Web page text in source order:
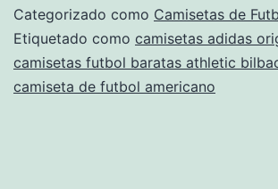
Categorizado como Camisetas de
Etiquetado como camisetas adidas
camisetas futbol baratas athletic
camiseta de futbol americano